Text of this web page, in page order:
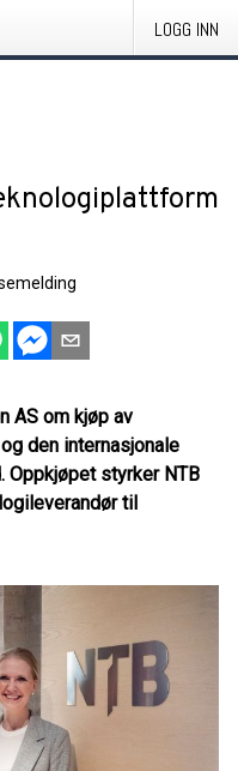
LOGG INN
AS om kjøp av
den internasjonale
styrker NTB
til